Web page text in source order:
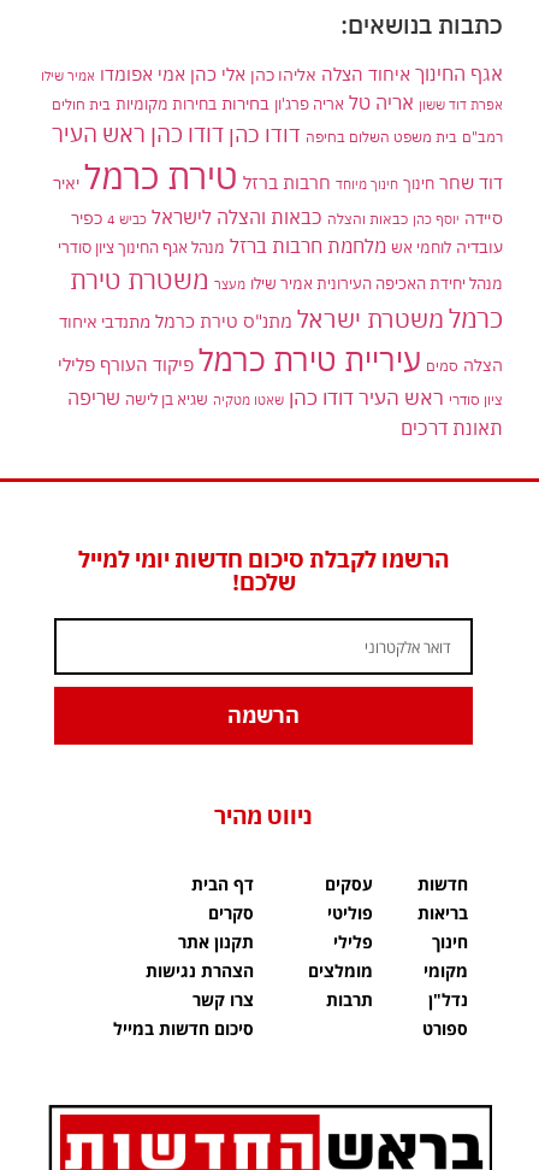
כתבות בנושאים:
אגף החינוך איחוד הצלה אליהו כהן אלי כהן אמי אפומדו אמיר שילו
אפרת דוד ששון אריה טל אריה פרג'ון בחירות בחירות מקומיות בית חולים
רמב"ם בית משפט השלום בחיפה דודו כהן דודו כהן ראש העיר
דוד שחר חינוך חינוך מיוחד חרבות ברזל טירת כרמל יאיר
סיידה יוסף כהן כבאות והצלה כבאות והצלה לישראל כביש 4
כפיר
עובדיה לוחמי אש מלחמת חרבות ברזל מנהל אגף החינוך ציון סודרי
מנהל יחידת האכיפה העירונית אמיר שילו מעצר משטרת טירת
כרמלמשטרת ישראל מתנ"ס טירת כרמל מתנדבי איחוד
הצלה סמים עיריית טירת כרמל פיקוד העורף פלילי
ציון סודרי ראש העיר דודו כהן שאטו מטקיה שגיא בן לישה שריפה
תאונת דרכים
הרשמו לקבלת סיכום חדשות יומי למייל
שלכם!
הרשמה
ניווט מהיר
חדשות
בריאות
חינוך
מקומי
נדל"ן
ספורט
עסקים
פוליטי
פלילי
מומלצים
תרבות
דף הבית
סקרים
תקנון אתר
הצהרת נגישות
צרו קשר
סיכום חדשות במייל